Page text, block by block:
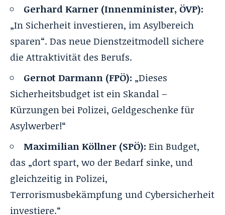
Gerhard Karner (Innenminister, ÖVP):
„In Sicherheit investieren, im Asylbereich
sparen“. Das neue Dienstzeitmodell sichere
die Attraktivität des Berufs.
Gernot Darmann (FPÖ): „Dieses
Sicherheitsbudget ist ein Skandal –
Kürzungen bei Polizei, Geldgeschenke für
Asylwerber!“
Maximilian Köllner (SPÖ): Ein Budget,
das „dort spart, wo der Bedarf sinke, und
gleichzeitig in Polizei,
Terrorismusbekämpfung und Cybersicherheit
investiere.“